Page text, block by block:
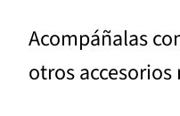
Acompáñalas
otros